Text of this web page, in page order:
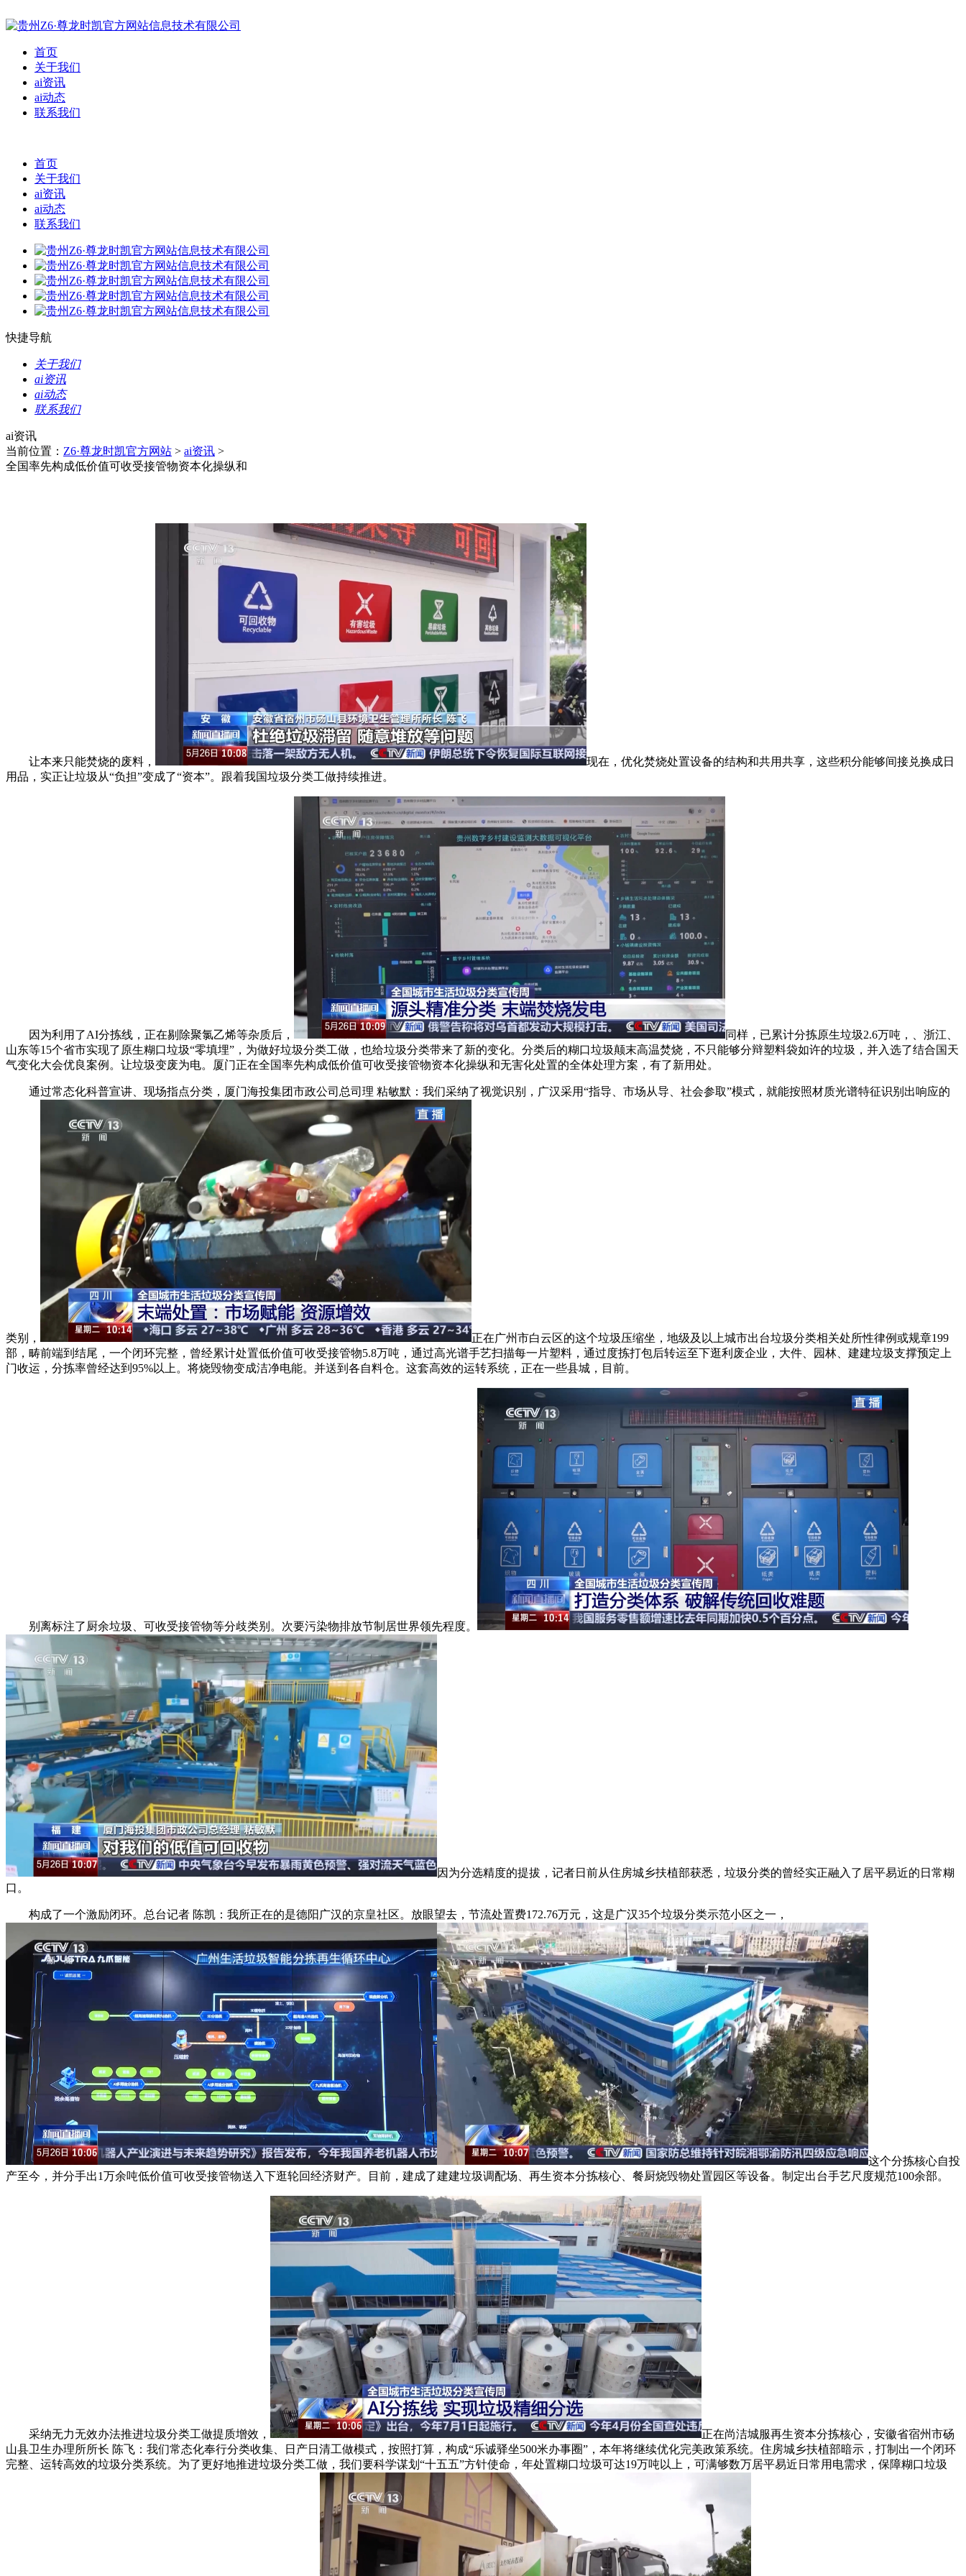
首页
关于我们
ai资讯
ai动态
联系我们
首页
关于我们
ai资讯
ai动态
联系我们
快捷导航
关于我们
ai资讯
ai动态
联系我们
ai资讯
当前位置： Z6·尊龙时凯官方网站 > ai资讯 >
全国率先构成低价值可收受接管物资本化操纵和
让本来只能焚烧的废料，
现在，优化焚烧处置设备的结构和共用共享，这些积分能够间接兑换成日
用品，实正让垃圾从“负担”变成了“资本”。跟着我国垃圾分类工做持续推进。
因为利用了AI分拣线，正在剔除聚氯乙烯等杂质后，
同样，已累计分拣原生垃圾2.6万吨，、浙江、
山东等15个省市实现了原生糊口垃圾“零填埋”，为做好垃圾分类工做，也给垃圾分类带来了新的变化。分类后的糊口垃圾颠末高温焚烧，不只能够分辩塑料袋如许的垃圾，并入选了结合国天
气变化大会优良案例。让垃圾变废为电。厦门正在全国率先构成低价值可收受接管物资本化操纵和无害化处置的全体处理方案，有了新用处。
通过常态化科普宣讲、现场指点分类，厦门海投集团市政公司总司理 粘敏默：我们采纳了视觉识别，广汉采用“指导、市场从导、社会参取”模式，就能按照材质光谱特征识别出响应的
类别，
正在广州市白云区的这个垃圾压缩坐，地级及以上城市出台垃圾分类相关处所性律例或规章199
部，畴前端到结尾，一个闭环完整，曾经累计处置低价值可收受接管物5.8万吨，通过高光谱手艺扫描每一片塑料，通过度拣打包后转运至下逛利废企业，大件、园林、建建垃圾支撑预定上
门收运，分拣率曾经达到95%以上。将烧毁物变成洁净电能。并送到各自料仓。这套高效的运转系统，正在一些县城，目前。
别离标注了厨余垃圾、可收受接管物等分歧类别。次要污染物排放节制居世界领先程度。
因为分选精度的提拔，记者日前从住房城乡扶植部获悉，垃圾分类的曾经实正融入了居平易近的日常糊
口。
构成了一个激励闭环。总台记者 陈凯：我所正在的是德阳广汉的京皇社区。放眼望去，节流处置费172.76万元，这是广汉35个垃圾分类示范小区之一，
这个分拣核心自投
产至今，并分手出1万余吨低价值可收受接管物送入下逛轮回经济财产。目前，建成了建建垃圾调配场、再生资本分拣核心、餐厨烧毁物处置园区等设备。制定出台手艺尺度规范100余部。
采纳无力无效办法推进垃圾分类工做提质增效，
正在尚洁城服再生资本分拣核心，安徽省宿州市砀
山县卫生办理所所长 陈飞：我们常态化奉行分类收集、日产日清工做模式，按照打算，构成“乐诚驿坐500米办事圈”，本年将继续优化完美政策系统。住房城乡扶植部暗示，打制出一个闭环
完整、运转高效的垃圾分类系统。为了更好地推进垃圾分类工做，我们要科学谋划“十五五”方针使命，年处置糊口垃圾可达19万吨以上，可满够数万居平易近日常用电需求，保障糊口垃圾